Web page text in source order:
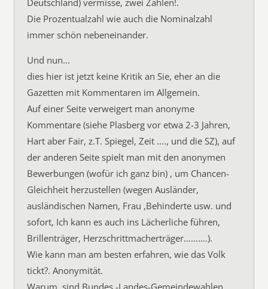
Deutschland) vermisse, zwei Zahlen!.
Die Prozentualzahl wie auch die Nominalzahl
immer schön nebeneinander.
Und nun…
dies hier ist jetzt keine Kritik an Sie, eher an die
Gazetten mit Kommentaren im Allgemein.
Auf einer Seite verweigert man anonyme
Kommentare (siehe Plasberg vor etwa 2-3 Jahren,
Hart aber Fair, z.T. Spiegel, Zeit …., und die SZ), auf
der anderen Seite spielt man mit den anonymen
Bewerbungen (wofür ich ganz bin) , um Chancen-
Gleichheit herzustellen (wegen Ausländer,
ausländischen Namen, Frau ,Behinderte usw. und
sofort, Ich kann es auch ins Lächerliche führen,
Brillenträger, Herzschrittmacherträger……….).
Wie kann man am besten erfahren, wie das Volk
tickt?. Anonymität.
Warum, sind Bundes,-Landes-Gemeindewahlen